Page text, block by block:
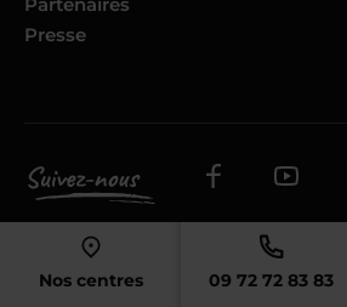
Nos centres 09 72 72 83 83
Presse
Mentions légales RGPDCookies
Accessibilité : Conformité partielle